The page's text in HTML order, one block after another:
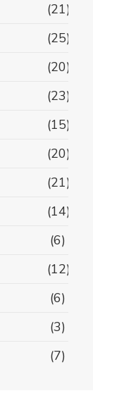
(21)
(25)
(20)
(23)
(15)
(20)
(21)
(14)
(6)
(12)
(6)
(3)
(7)